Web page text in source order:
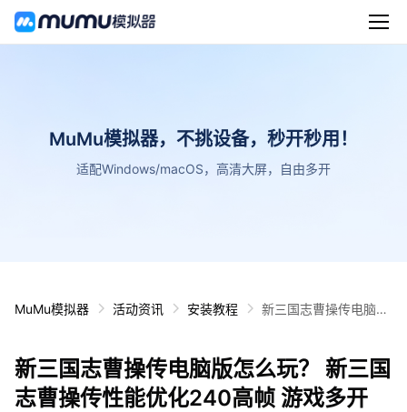
MuMu模拟器，不挑设备，秒开秒用！
适配Windows/macOS，高清大屏，自由多开
MuMu模拟器 活动资讯 安装教程
新三国志曹操传电脑版
戏多开 后台挂机 按键
设置教程
新三国志曹操传电脑版怎么玩？ 新三国
志曹操传性能优化240高帧 游戏多开